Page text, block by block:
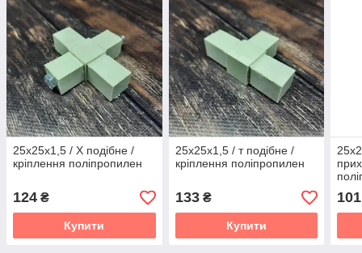
25х25х1,5 / Х подібне /
кріплення поліпропилен
124 ₴
Купити
25х25х1,5 / т подібне /
кріплення поліпропилен
133₴
Купити
101